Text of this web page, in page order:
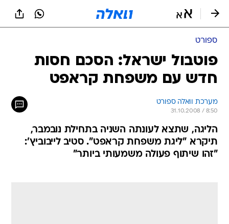
ספורט
פוטבול ישראל: הסכם חסות
חדש עם משפחת קראפט
מערכת וואלה ספורט
31.10.2008 / 8:50
הליגה, שתצא לעונתה השניה בתחילת נובמבר,
תיקרא "ליגת משפחת קראפט". סטיב לייבוביץ':
"זהו שיתוף פעולה משמעותי ביותר"